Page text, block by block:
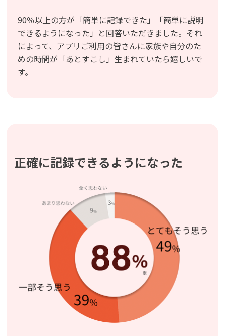
90％以上の方が「簡単に記録できた」「簡単に説明
できるようになった」と回答いただきました。それ
によって、アプリご利用の皆さんに家族や自分のた
めの時間が「あとすこし」生まれていたら嬉しいで
す。
正確に記録できるようになった